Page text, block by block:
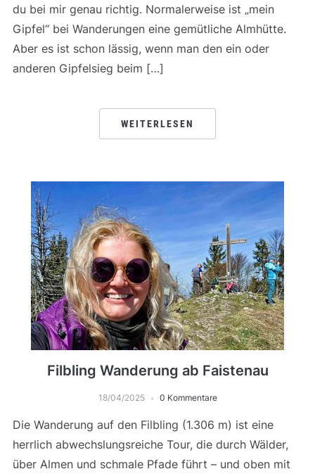
du bei mir genau richtig. Normalerweise ist „mein
Gipfel“ bei Wanderungen eine gemütliche Almhütte.
Aber es ist schon lässig, wenn man den ein oder
anderen Gipfelsieg beim […]
WEITERLESEN
Filbling Wanderung ab Faistenau
18/04/2025 0 Kommentare
Die Wanderung auf den Filbling (1.306 m) ist eine
herrlich abwechslungsreiche Tour, die durch Wälder,
über Almen und schmale Pfade führt – und oben mit